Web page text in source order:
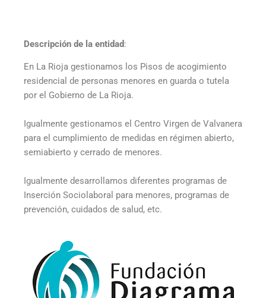
Descripción de la entidad:
En La Rioja gestionamos los Pisos de acogimiento
residencial de personas menores en guarda o tutela
por el Gobierno de La Rioja.
Igualmente gestionamos el Centro Virgen de Valvanera
para el cumplimiento de medidas en régimen abierto,
semiabierto y cerrado de menores.
Igualmente desarrollamos diferentes programas de
Inserción Sociolaboral para menores, programas de
prevención, cuidados de salud, etc.